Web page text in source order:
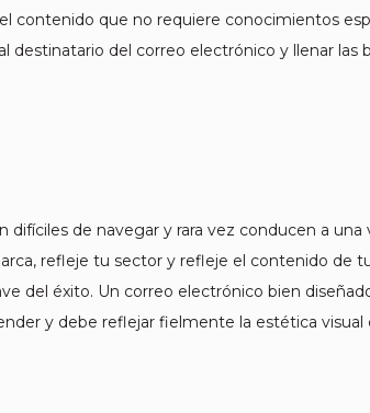
contenido que no requiere conocimientos
destinatario del correo electrónico y llenar
difíciles de navegar y rara vez conducen a
refleje tu sector y refleje el contenido de
del éxito. Un correo electrónico bien
y debe reflejar fielmente la estética visual